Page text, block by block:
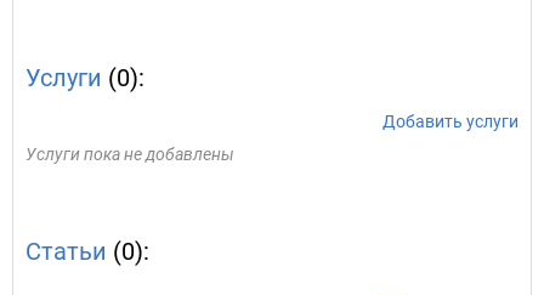
Услуги (0):
Добавить услуги
Услуги пока не добавлены
Статьи (0):